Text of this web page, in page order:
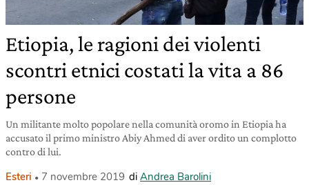
Etiopia, le ragioni dei violenti
scontri etnici costati la vita a 86
persone
Un militante molto popolare nella comunità oromo in Etiopia ha
accusato il primo ministro Abiy Ahmed di aver ordito un complotto
contro di lui.
Esteri 7 novembre 2019 di Andrea Barolini